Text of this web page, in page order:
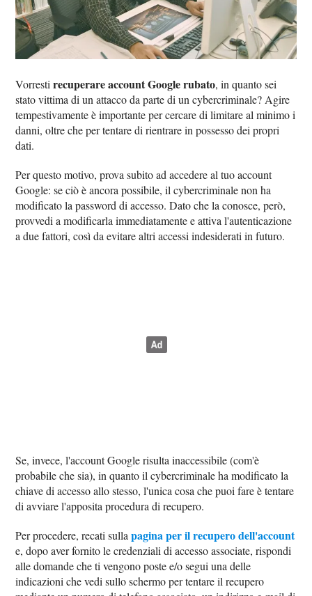
Vorrestirecuperare account Google rubato, in quanto sei
stato vittima di un attacco da parte di un cybercriminale? Agire
tempestivamente è importante per cercare di limitare al minimo i
danni, oltre che per tentare di rientrare in possesso dei propri
dati.
Per questo motivo, prova subito ad accedere al tuo account
Google: se ciò è ancora possibile, il cybercriminale non ha
modificato la password di accesso. Dato che la conosce, però,
provvedi a modificarla immediatamente e attiva l'autenticazione
a due fattori, così da evitare altri accessi indesiderati in futuro.
Se, invece, l'account Google risulta inaccessibile (com'è
probabile che sia), in quanto il cybercriminale ha modificato la
chiave di accesso allo stesso, l'unica cosa che puoi fare è tentare
di avviare l'apposita procedura di recupero.
Per procedere, recati sullapagina per il recupero dell'account
e, dopo aver fornito le credenziali di accesso associate, rispondi
alle domande che ti vengono poste e/o segui una delle
indicazioni che vedi sullo schermo per tentare il recupero